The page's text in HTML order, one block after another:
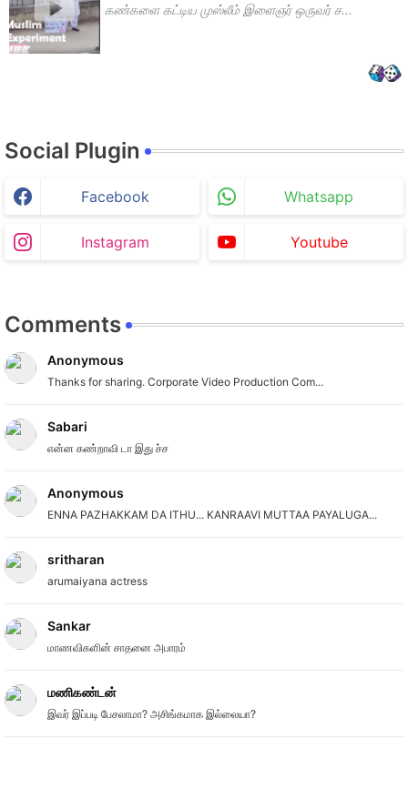
கண்களை கட்டிய முஸ்லீம் இளைஞர் ஒருவர் ச...
Social Plugin
Facebook Whatsapp
Instagram Youtube
Comments
Anonymous
Thanks for sharing. Corporate Video Production Com...
Sabari
என்ன கண்றாவி டா இது ச்ச
Anonymous
ENNA PAZHAKKAM DA ITHU... KANRAAVI MUTTAA PAYALUGA...
sritharan
arumaiyana actress
Sankar
மாணவிகளின் சாதனை அபாரம்
மணிகண்டன்
இவர் இப்படி பேசலாமா? அசிங்கமாக இல்லையா?